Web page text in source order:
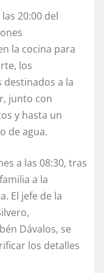
20:00 del
la cocina para
los
a la
junto con
y hasta un
de agua.
a las 08:30, tras
a la
El jefe de la
Dávalos, se
los detalles